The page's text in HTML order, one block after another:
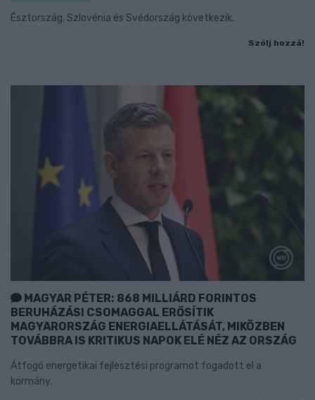
Észtország, Szlovénia és Svédország következik.
Szólj hozzá!
MAGYAR PÉTER: 868 MILLIÁRD FORINTOS
BERUHÁZÁSI CSOMAGGAL ERŐSÍTIK
MAGYARORSZÁG ENERGIAELLÁTÁSÁT, MIKÖZBEN
TOVÁBBRA IS KRITIKUS NAPOK ELÉ NÉZ AZ ORSZÁG
Átfogó energetikai fejlesztési programot fogadott el a
kormány.